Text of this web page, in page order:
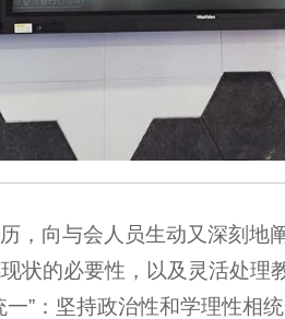
，向与会人员生动又深刻地
状的必要性，以及灵活处理
”：坚持政治性和学理性相